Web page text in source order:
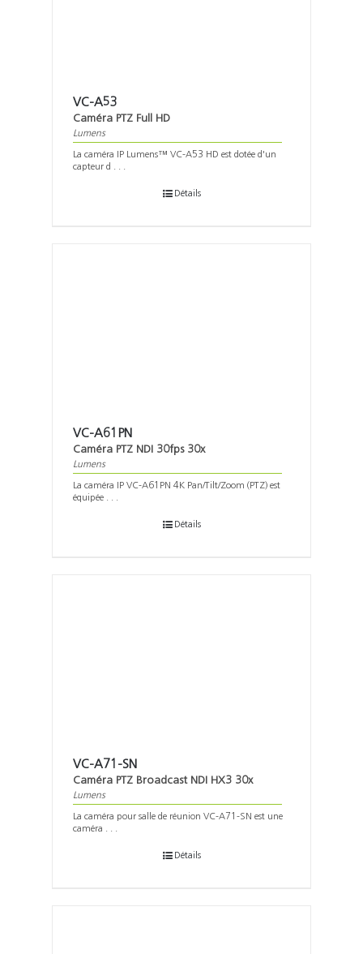
VC-A53
Caméra PTZ Full HD
Lumens
La caméra IP Lumens™ VC-A53 HD est dotée d'un
capteur d . . .
Détails
VC-A61PN
Caméra PTZ NDI 30fps 30x
Lumens
La caméra IP VC-A61PN 4K Pan/Tilt/Zoom (PTZ) est
équipée . . .
Détails
VC-A71-SN
Caméra PTZ Broadcast NDI HX3 30x
Lumens
La caméra pour salle de réunion VC-A71-SN est une
caméra . . .
Détails